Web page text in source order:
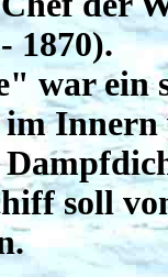
1870).
war ein
soll